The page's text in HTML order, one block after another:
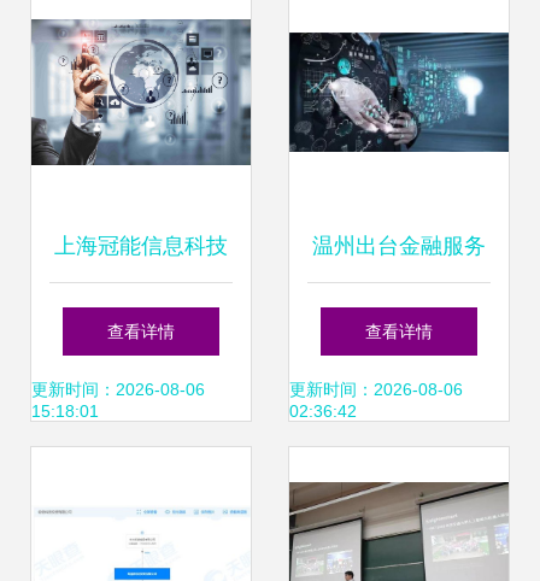
上海冠能信息科技
引领信息科技领域
的技术创新与开发
查看详情
更新时间：2026-08-06
15:18:01
温州出台金融服务
实体经济发展14条,
着力缓解民营企业
查看详情
更新时间：2026-08-06
02:36:42